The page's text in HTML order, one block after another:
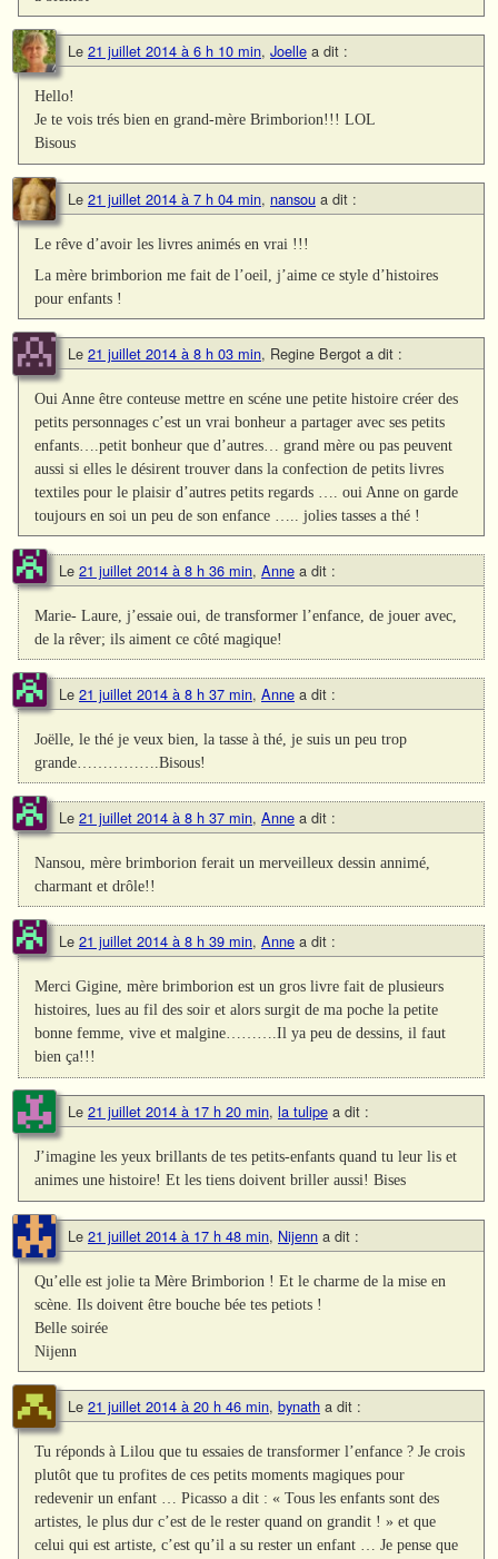
Le 21 juillet 2014 à 6 h 10 min, Joelle a dit :
Hello!
Je te vois trés bien en grand-mère Brimborion!!! LOL
Bisous
Le 21 juillet 2014 à 7 h 04 min, nansou a dit :
Le rêve d’avoir les livres animés en vrai !!!
La mère brimborion me fait de l’oeil, j’aime ce style d’histoires
pour enfants !
Le 21 juillet 2014 à 8 h 03 min, Regine Bergot a dit :
Oui Anne être conteuse mettre en scéne une petite histoire créer des
petits personnages c’est un vrai bonheur a partager avec ses petits
enfants….petit bonheur que d’autres… grand mère ou pas peuvent
aussi si elles le désirent trouver dans la confection de petits livres
textiles pour le plaisir d’autres petits regards …. oui Anne on garde
toujours en soi un peu de son enfance ….. jolies tasses a thé !
Le 21 juillet 2014 à 8 h 36 min, Anne a dit :
Marie- Laure, j’essaie oui, de transformer l’enfance, de jouer avec,
de la rêver; ils aiment ce côté magique!
Le 21 juillet 2014 à 8 h 37 min, Anne a dit :
Joëlle, le thé je veux bien, la tasse à thé, je suis un peu trop
grande…………….Bisous!
Le 21 juillet 2014 à 8 h 37 min, Anne a dit :
Nansou, mère brimborion ferait un merveilleux dessin annimé,
charmant et drôle!!
Le 21 juillet 2014 à 8 h 39 min, Anne a dit :
Merci Gigine, mère brimborion est un gros livre fait de plusieurs
histoires, lues au fil des soir et alors surgit de ma poche la petite
bonne femme, vive et malgine……….Il ya peu de dessins, il faut
bien ça!!!
Le 21 juillet 2014 à 17 h 20 min, la tulipe a dit :
J’imagine les yeux brillants de tes petits-enfants quand tu leur lis et
animes une histoire! Et les tiens doivent briller aussi! Bises
Le 21 juillet 2014 à 17 h 48 min, Nijenn a dit :
Qu’elle est jolie ta Mère Brimborion ! Et le charme de la mise en
scène. Ils doivent être bouche bée tes petiots !
Belle soirée
Nijenn
Le 21 juillet 2014 à 20 h 46 min, bynath a dit :
Tu réponds à Lilou que tu essaies de transformer l’enfance ? Je crois
plutôt que tu profites de ces petits moments magiques pour
redevenir un enfant … Picasso a dit : « Tous les enfants sont des
artistes, le plus dur c’est de le rester quand on grandit ! » et que
celui qui est artiste, c’est qu’il a su rester un enfant … Je pense que